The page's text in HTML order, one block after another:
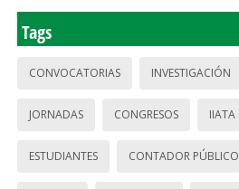
Tags
CONVOCATORIAS INVESTIGACIÓN
JORNADAS CONGRESOS IIATA
ESTUDIANTES CONTADOR PÚBLICO